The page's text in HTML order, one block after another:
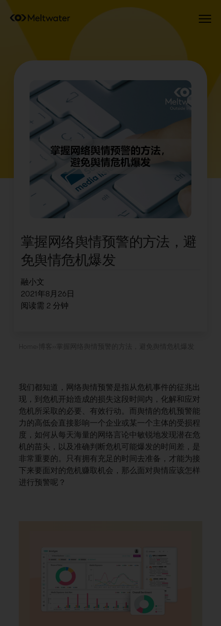
掌握网络舆情预警的方法，避
免舆情危机爆发
融小文
2021年8月26日
阅读需 2 分钟
掌握网络舆情预警的方法，避免舆情危机爆发
我们都知道，网络舆情预警是指从危机事件的征兆出
现，到危机开始造成的损失这段时间内，化解和应对
危机所采取的必要、有效行动。而舆情的危机预警能
力的高低会直接影响一个企业或某一个主体的受损程
度，如何从每天海量的网络言论中敏锐地发现潜在危
机的苗头，以及准确判断危机可能爆发的时间差，是
非常重要的。只有拥有充足的时间去准备，才能为接
下来要面对的危机赚取机会，那么面对舆情应该怎样
进行预警呢？